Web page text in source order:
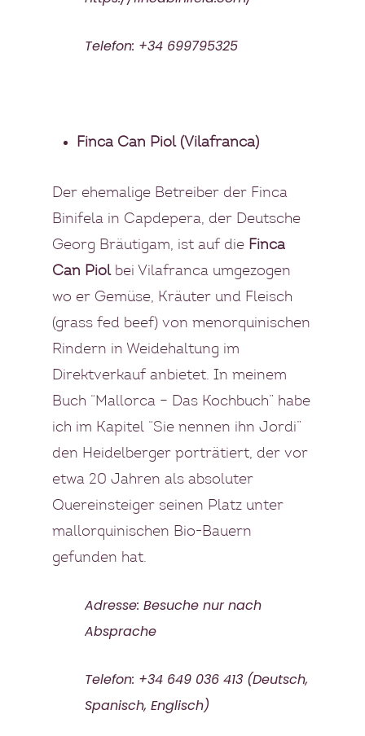
Telefon: +34 699795325
Finca Can Piol (Vilafranca)
Der ehemalige Betreiber der Finca
Binifela in Capdepera, der Deutsche
Georg Bräutigam, ist auf die Finca
Can Piol bei Vilafranca umgezogen
wo er Gemüse, Kräuter und Fleisch
(grass fed beef) von menorquinischen
Rindern in Weidehaltung im
Direktverkauf anbietet. In meinem
Buch “Mallorca – Das Kochbuch” habe
ich im Kapitel “Sie nennen ihn Jordi”
den Heidelberger porträtiert, der vor
etwa 20 Jahren als absoluter
Quereinsteiger seinen Platz unter
mallorquinischen Bio-Bauern
gefunden hat.
Adresse: Besuche nur nach
Absprache
Telefon: +34 ‭649 036 413‬ (Deutsch,
Spanisch, Englisch)
Mallorca
KOCHBUCH
PRIVATKÖCHIN
SPECIALS
BLOG
ÜBER UNS